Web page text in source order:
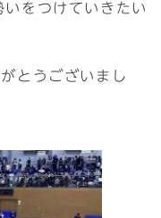
をつけていきたい
とうございまし